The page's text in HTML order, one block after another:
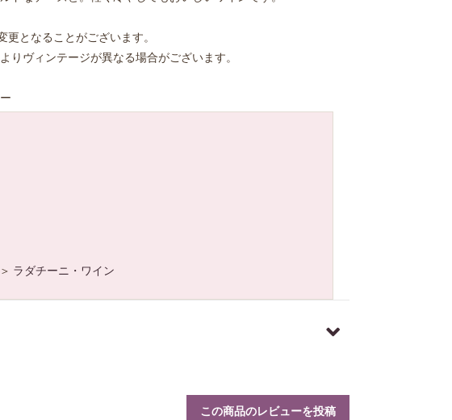
となることがございます。
りヴィンテージが異なる場合がございます。
＞ ラダチーニ・ワイン
この商品のレビューを投稿